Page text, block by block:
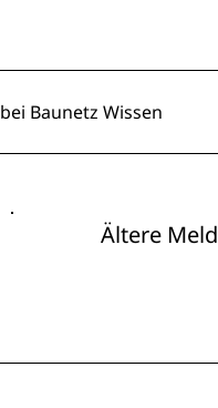
bei Baunetz Wissen
Ältere